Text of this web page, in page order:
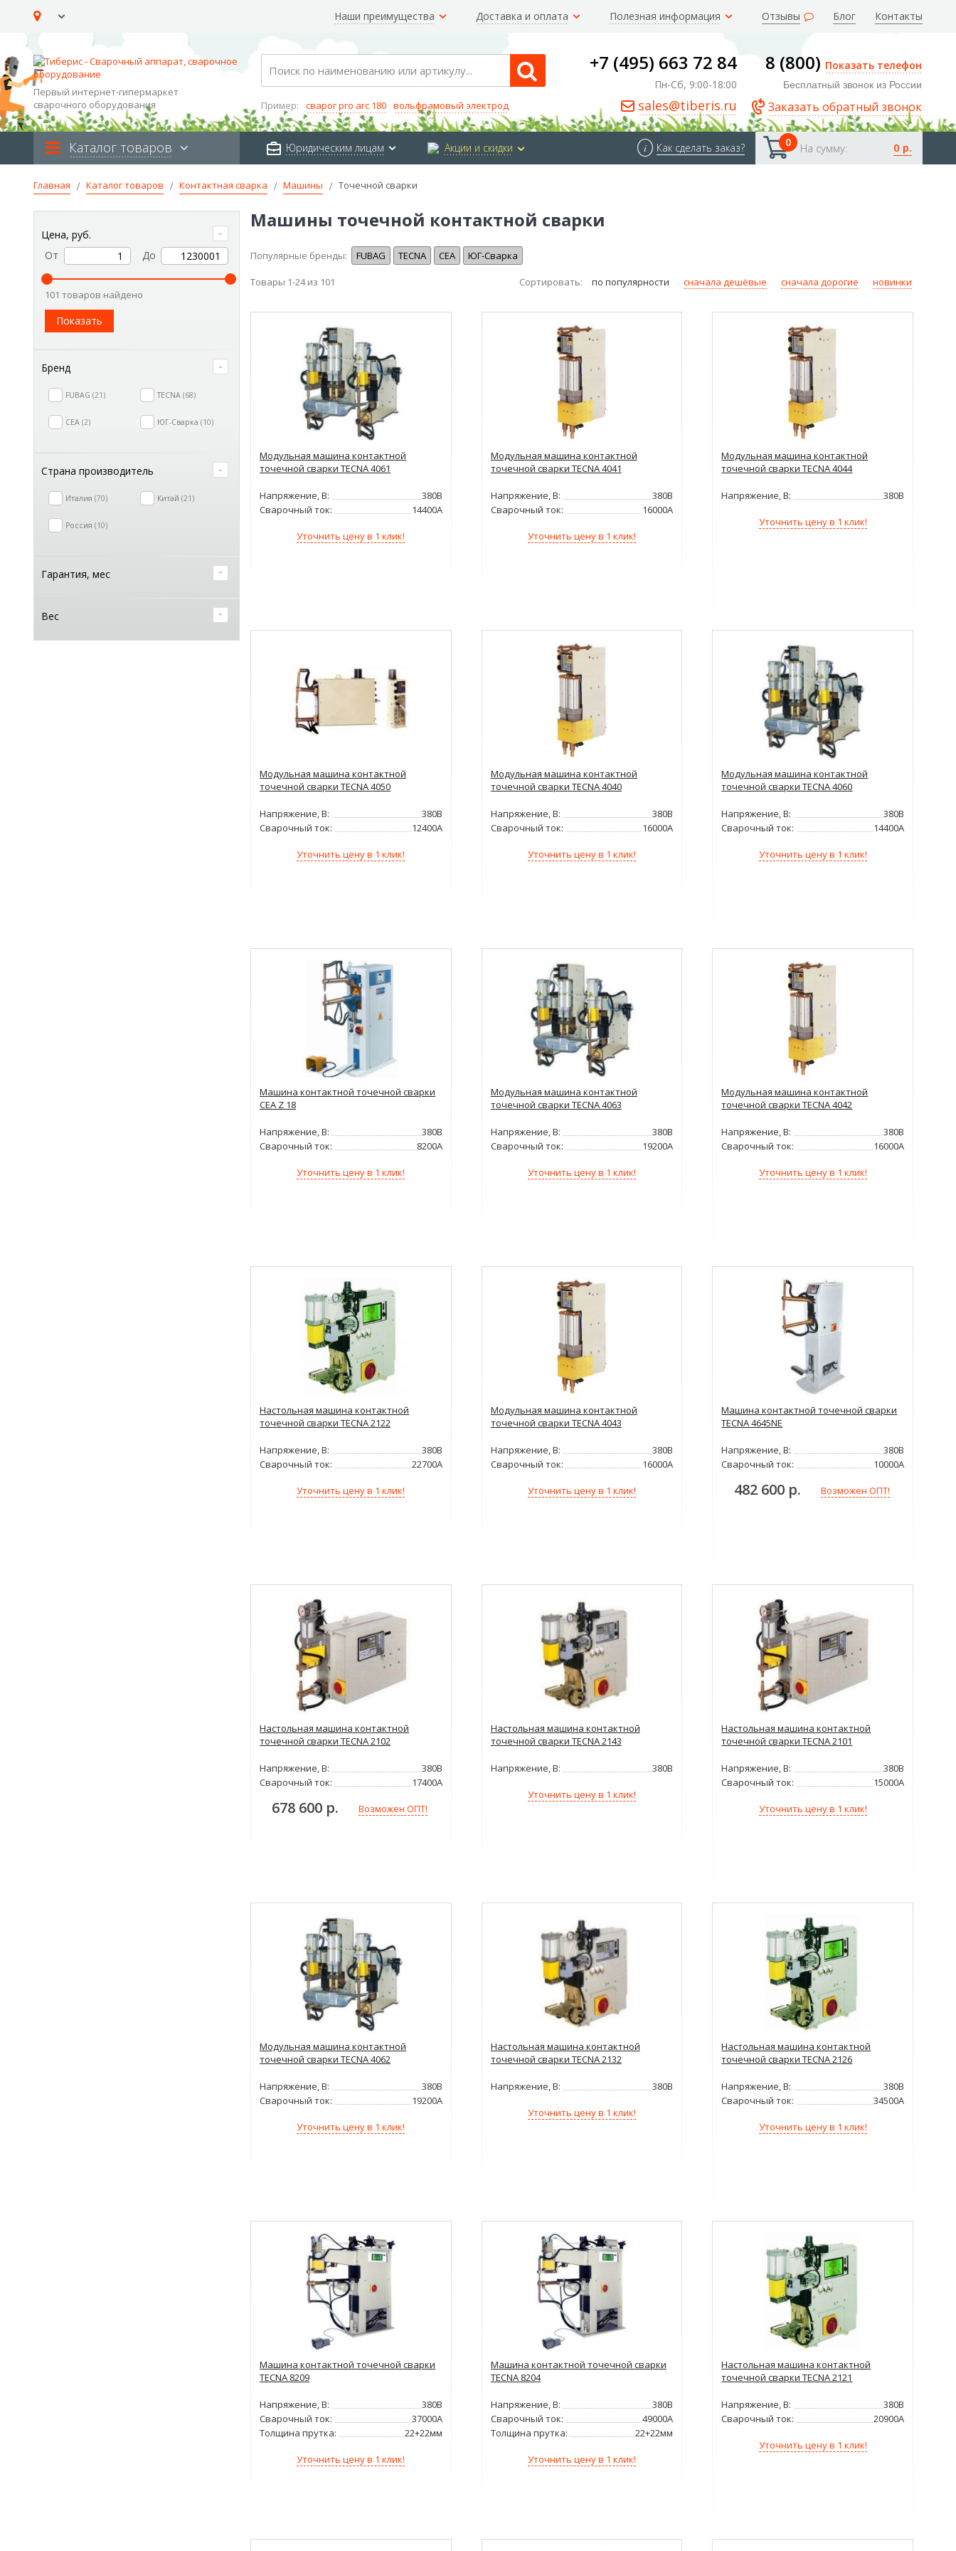
Наши преимущества Доставка и оплата Полезная информация Отзывы Блог Контакты
Первый интернет-гипермаркет
сварочного оборудования
Search
Пример: сварог pro arc 180 вольфрамовый электрод
+7 (495) 663 72 84
Пн-Сб, 9:00-18:00
sales@tiberis.ru
8 (800) Показать телефон
Бесплатный звонок из России
Заказать обратный звонок
Каталог товаров Юридическим лицам Акции и скидки 0 На сумму: 0 р.
i Как сделать заказ?
Главная Каталог товаров Контактная сварка Машины Точечной сварки
Машины точечной контактной сварки
Популярные бренды: FUBAG TECNA CEA ЮГ-Сварка
Товары 1-24из 101 Сортировать: по популярности сначала дешёвые сначала дорогие новинки
Модульная машина контактной
точечной сварки TECNA 4061
Напряжение, В:
380В
Сварочный ток:
14400А
Уточнить цену в 1 клик!
Модульная машина контактной
точечной сварки TECNA 4041
Напряжение, В:
380В
Сварочный ток:
16000А
Уточнить цену в 1 клик!
Модульная машина контактной
точечной сварки TECNA 4044
Напряжение, В: 380В
Уточнить цену в 1 клик!
Модульная машина контактной
точечной сварки TECNA 4050
Напряжение, В:
380В
Сварочный ток:
12400А
Уточнить цену в 1 клик!
Модульная машина контактной
точечной сварки TECNA 4040
Напряжение, В:
380В
Сварочный ток:
16000А
Уточнить цену в 1 клик!
Модульная машина контактной
точечной сварки TECNA 4060
Напряжение, В:
380В
Сварочный ток:
14400А
Уточнить цену в 1 клик!
Машина контактной точечной сварки
CEA Z 18
Напряжение, В:
380В
Сварочный ток:
8200А
Уточнить цену в 1 клик!
Модульная машина контактной
точечной сварки TECNA 4063
Напряжение, В:
380В
Сварочный ток:
19200А
Уточнить цену в 1 клик!
Модульная машина контактной
точечной сварки TECNA 4042
Напряжение, В:
380В
Сварочный ток:
16000А
Уточнить цену в 1 клик!
Настольная машина контактной
точечной сварки TECNA 2122
Напряжение, В:
380В
Сварочный ток:
22700А
Уточнить цену в 1 клик!
Модульная машина контактной
точечной сварки TECNA 4043
Напряжение, В:
380В
Сварочный ток:
16000А
Уточнить цену в 1 клик!
Машина контактной точечной сварки
TECNA 4645NE
Напряжение, В:
380В
Сварочный ток:
10000А
482 600 р. Возможен ОПТ!
Настольная машина контактной
точечной сварки TECNA 2102
Напряжение, В:
380В
Сварочный ток:
17400А
678 600 р. Возможен ОПТ!
Настольная машина контактной
точечной сварки TECNA 2143
Напряжение, В: 380В
Уточнить цену в 1 клик!
Настольная машина контактной
точечной сварки TECNA 2101
Напряжение, В:
380В
Сварочный ток:
15000А
Уточнить цену в 1 клик!
Модульная машина контактной
точечной сварки TECNA 4062
Напряжение, В:
380В
Сварочный ток:
19200А
Уточнить цену в 1 клик!
Настольная машина контактной
точечной сварки TECNA 2132
Напряжение, В: 380В
Уточнить цену в 1 клик!
Настольная машина контактной
точечной сварки TECNA 2126
Напряжение, В:
380В
Сварочный ток:
34500А
Уточнить цену в 1 клик!
Машина контактной точечной сварки
TECNA 8209
Напряжение, В:
380В
Сварочный ток:
37000А
Толщина прутка:
22+22мм
Уточнить цену в 1 клик!
Машина контактной точечной сварки
TECNA 8204
Напряжение, В:
380В
Сварочный ток:
49000А
Толщина прутка:
22+22мм
Уточнить цену в 1 клик!
Настольная машина контактной
точечной сварки TECNA 2121
Напряжение, В:
380В
Сварочный ток:
20900А
Уточнить цену в 1 клик!
Цена, руб.
От
До
101 товаров найдено
Показать
Бренд
FUBAG 21 TECNA 68
CEA 2 ЮГ-Сварка 10
Страна производитель
Италия 70 Китай 21
Россия 10
Гарантия, мес
Вес